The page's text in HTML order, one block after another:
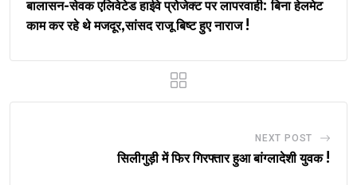
बालासन-सेवक एलिवेटेड हाईवे प्रोजेक्ट पर लापरवाही: बिना हेलमेट
काम कर रहे थे मजदूर,सांसद राजू बिष्ट हुए नाराज !
NEXT POST
सिलीगुड़ी में फिर गिरफ्तार हुआ बांग्लादेशी युवक !